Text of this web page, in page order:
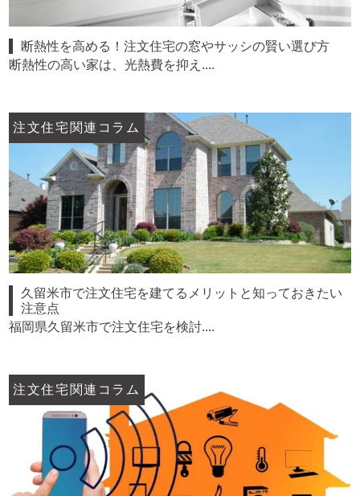
断熱性を高める！注文住宅の窓やサッシの賢い選び方
断熱性の高い家は、光熱費を抑え....
注文住宅関連コラム
久留米市で注文住宅を建てるメリットと知っておきたい
注意点
福岡県久留米市で注文住宅を検討....
注文住宅関連コラム